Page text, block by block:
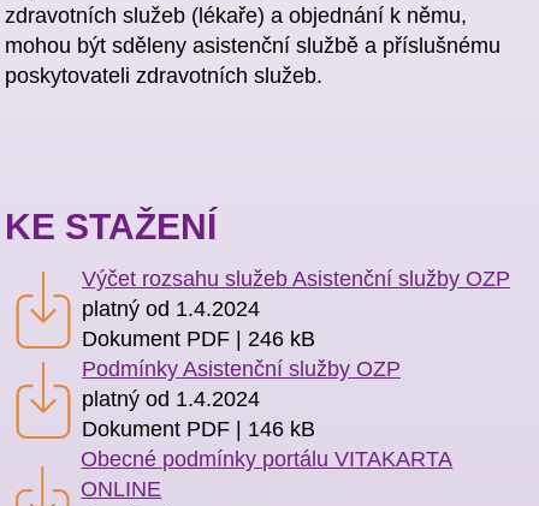
zdravotních služeb (lékaře) a objednání k němu,
mohou být sděleny asistenční službě a příslušnému
poskytovateli zdravotních služeb.
KE STAŽENÍ
Výčet rozsahu služeb Asistenční služby OZP
platný od 1.4.2024
Dokument PDF | 246 kB
Podmínky Asistenční služby OZP
platný od 1.4.2024
Dokument PDF | 146 kB
Obecné podmínky portálu VITAKARTA
ONLINE